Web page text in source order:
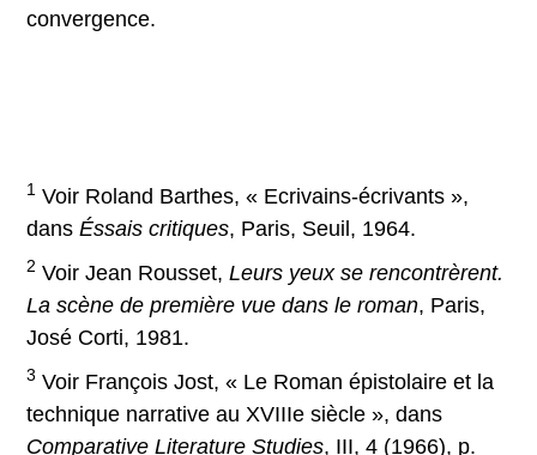
convergence.
1 Voir Roland Barthes, « Ecrivains-écrivants »,
dansÉssais critiques, Paris, Seuil, 1964.
2 Voir Jean Rousset,Leurs yeux se rencontrèrent.
La scène de première vue dans le roman, Paris,
José Corti, 1981.
3 Voir François Jost, « Le Roman épistolaire et la
technique narrative au XVIIIe siècle », dans
Comparative Literature Studies, III, 4 (1966), p.